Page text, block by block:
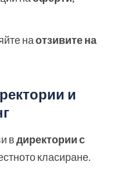
наотзивите на
и
вдиректории с
класиране.